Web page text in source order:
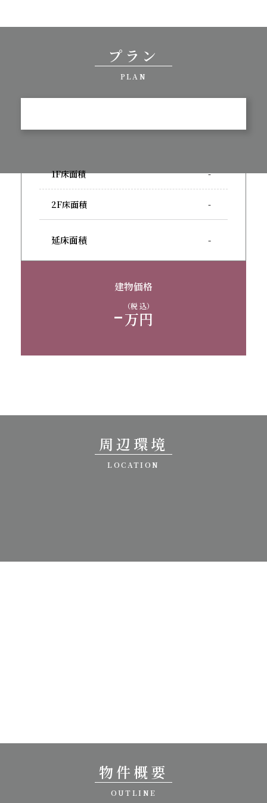
プラン
PLAN
1F床面積 -
2F床面積 -
延床面積 -
建物価格
-万円
（税 込）
周辺環境
LOCATION
物件概要
OUTLINE